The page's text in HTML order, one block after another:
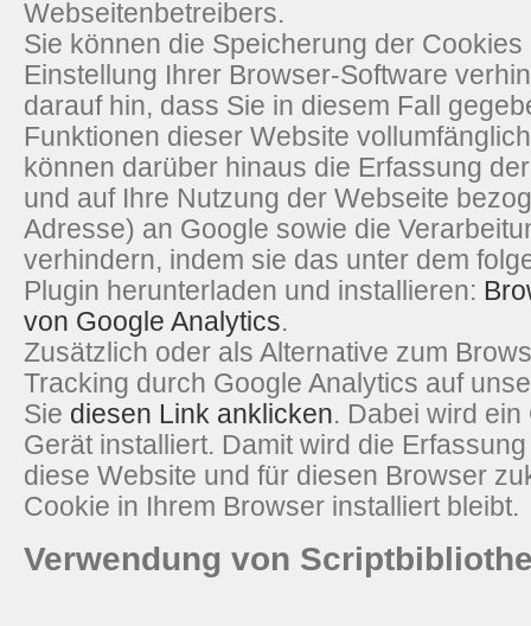
Webseitenbetreibers.
Sie können die Speicherung der
Einstellung Ihrer Browser-Software
darauf hin, dass Sie in diesem Fall
Funktionen dieser Website
können darüber hinaus die Erfassung
und auf Ihre Nutzung der Webseite
Adresse) an Google sowie die
verhindern, indem sie das unter dem
Plugin herunterladen und installieren:
von Google Analytics.
Zusätzlich oder als Alternative zum
Tracking durch Google Analytics auf
Sie diesen Link anklicken. Dabei wird
Gerät installiert. Damit wird die
diese Website und für diesen Browser
Cookie in Ihrem Browser installiert bleibt.
Verwendung von